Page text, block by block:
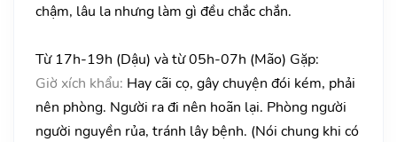
chậm, lâu la nhưng làm gì đều chắc chắn.
Từ 17h-19h (Dậu) và từ 05h-07h (Mão) Gặp:
Giờ xích khẩu: Hay cãi cọ, gây chuyện đói kém, phải
nên phòng. Người ra đi nên hoãn lại. Phòng người
người nguyền rủa, tránh lây bệnh. (Nói chung khi có